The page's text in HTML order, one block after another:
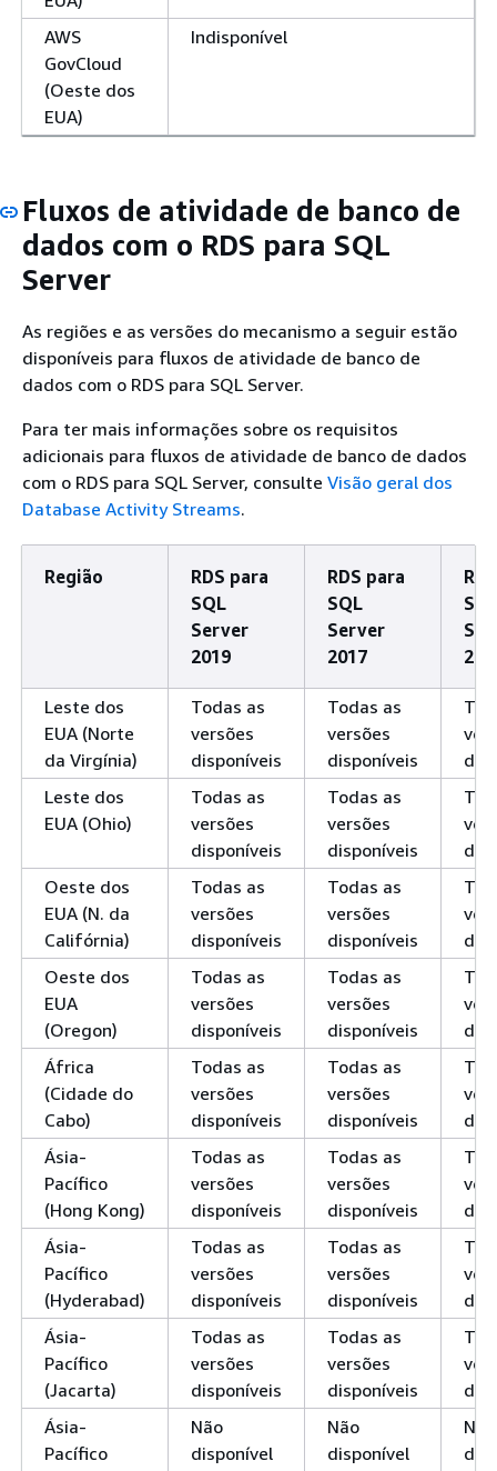
AWS
GovCloud
(Oeste dos
EUA)
Indisponível
Fluxos de atividade de banco de
dados com o RDS para SQL
Server
As regiões e as versões do mecanismo a seguir estão
disponíveis para fluxos de atividade de banco de
dados com o RDS para SQL Server.
Para ter mais informações sobre os requisitos
adicionais para fluxos de atividade de banco de dados
com o RDS para SQL Server, consulte Visão geral dos
Database Activity Streams.
Região
RDS para
SQL
Server
2019
RDS para
SQL
Server
2017
Leste dos
EUA (Norte
da Virgínia)
Todas as
versões
disponíveis
Todas as
versões
disponíveis
Leste dos
EUA (Ohio)
Todas as
versões
disponíveis
Todas as
versões
disponíveis
Oeste dos
EUA (N. da
Califórnia)
Todas as
versões
disponíveis
Todas as
versões
disponíveis
Oeste dos
EUA
(Oregon)
Todas as
versões
disponíveis
Todas as
versões
disponíveis
África
(Cidade do
Cabo)
Todas as
versões
disponíveis
Todas as
versões
disponíveis
Ásia-
Pacífico
(Hong Kong)
Todas as
versões
disponíveis
Todas as
versões
disponíveis
Ásia-
Pacífico
(Hyderabad)
Todas as
versões
disponíveis
Todas as
versões
disponíveis
Ásia-
Pacífico
(Jacarta)
Todas as
versões
disponíveis
Todas as
versões
disponíveis
Ásia-
Pacífico
Não
disponível
Não
disponível
Não